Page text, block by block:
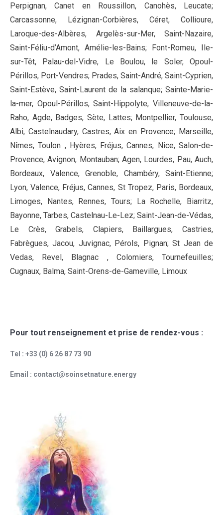
Perpignan, Canet en Roussillon, Canohès, Leucate;
Carcassonne, Lézignan-Corbières, Céret, Collioure,
Laroque-des-Albères, Argelès-sur-Mer, Saint-Nazaire,
Saint-Féliu-d’Amont, Amélie-les-Bains; Font-Romeu, Ile-
sur-Têt, Palau-del-Vidre, Le Boulou, le Soler, Opoul-
Périllos, Port-Vendres; Prades, Saint-André, Saint-Cyprien,
Saint-Estève, Saint-Laurent de la salanque; Sainte-Marie-
la-mer, Opoul-Périllos, Saint-Hippolyte, Villeneuve-de-la-
Raho, Agde, Badges, Sète, Lattes; Montpellier, Toulouse,
Albi, Castelnaudary, Castres, Aix en Provence; Marseille,
Nîmes, Toulon , Hyères, Fréjus, Cannes, Nice, Salon-de-
Provence, Avignon, Montauban; Agen, Lourdes, Pau, Auch,
Bordeaux, Valence, Grenoble, Chambéry, Saint-Etienne;
Lyon, Valence, Fréjus, Cannes, St Tropez, Paris, Bordeaux,
Limoges, Nantes, Rennes, Tours; La Rochelle, Biarritz,
Bayonne, Tarbes, Castelnau-Le-Lez; Saint-Jean-de-Védas,
Le Crès, Grabels, Clapiers, Baillargues, Castries,
Fabrègues, Jacou, Juvignac, Pérols, Pignan; St Jean de
Vedas, Revel, Blagnac , Colomiers, Tournefeuilles;
Cugnaux, Balma, Saint-Orens-de-Gameville, Limoux
Pour tout renseignement et prise de rendez-vous :
Tel : +33 (0) 6 26 87 73 90
Email : contact@soinsetnature.energy